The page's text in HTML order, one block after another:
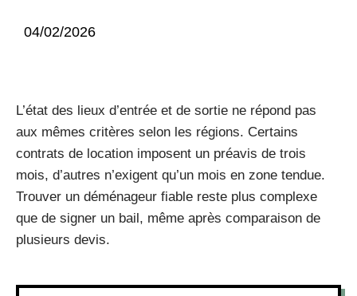
04/02/2026
L’état des lieux d’entrée et de sortie ne répond pas
aux mêmes critères selon les régions. Certains
contrats de location imposent un préavis de trois
mois, d’autres n’exigent qu’un mois en zone tendue.
Trouver un déménageur fiable reste plus complexe
que de signer un bail, même après comparaison de
plusieurs devis.